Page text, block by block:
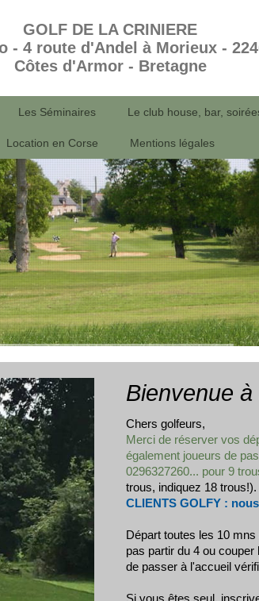
GOLF DE LA CRINIERE
- 4 route d'Andel à Morieux -
Côtes d'Armor - Bretagne
Les Séminaires Le club house, bar,
Location en Corse Mentions légales
Bienvenue à
Chers golfeurs,
Merci de réserver vos
également joueurs de
0296327260... pour 9
trous, indiquez 18 trous!).
CLIENTS GOLFY :
Départ toutes les 10
pas partir du 4 ou
de passer à l'accueil